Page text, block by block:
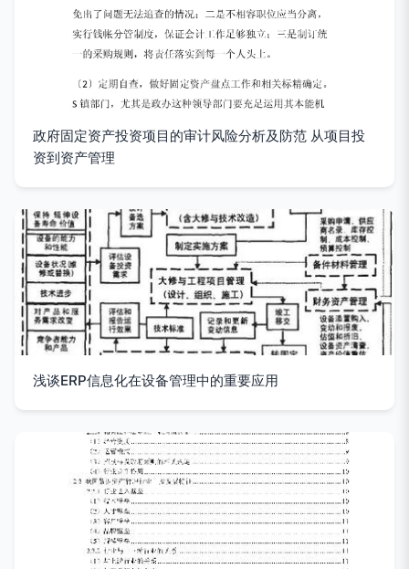
政府固定资产投资项目的审计风险分析及防范 从项目投
资到资产管理
浅谈ERP信息化在设备管理中的重要应用